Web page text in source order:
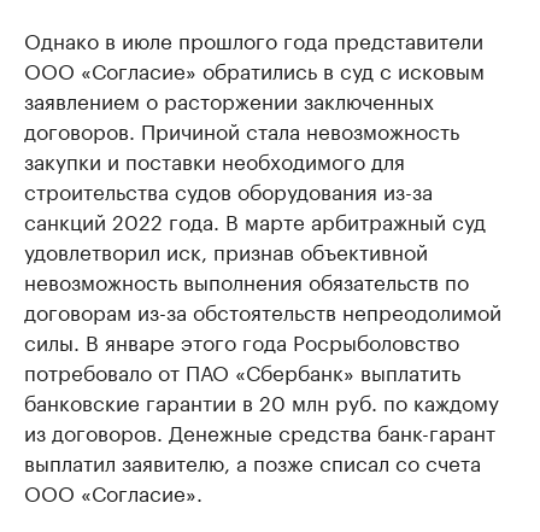
Однако в июле прошлого года представители
ООО «Согласие» обратились в суд с исковым
заявлением о расторжении заключенных
договоров. Причиной стала невозможность
закупки и поставки необходимого для
строительства судов оборудования из-за
санкций 2022 года. В марте арбитражный суд
удовлетворил иск, признав объективной
невозможность выполнения обязательств по
договорам из-за обстоятельств непреодолимой
силы. В январе этого года Росрыболовство
потребовало от ПАО «Сбербанк» выплатить
банковские гарантии в 20 млн руб. по каждому
из договоров. Денежные средства банк-гарант
выплатил заявителю, а позже списал со счета
ООО «Согласие».